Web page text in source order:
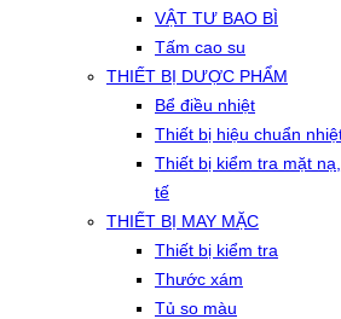
VẬT TƯ BAO BÌ
Tấm cao su
THIẾT BỊ DƯỢC PHẨM
Bể điều nhiệt
Thiết bị hiệu chuẩn
Thiết bị kiểm tra mặt
tế
THIẾT BỊ MAY MẶC
Thiết bị kiểm tra
Thước xám
Tủ so màu